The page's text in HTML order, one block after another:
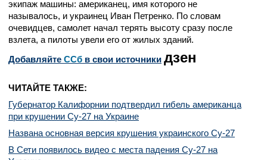
экипаж машины: американец, имя которого не
называлось, и украинец Иван Петренко. По словам
очевидцев, самолет начал терять высоту сразу после
взлета, а пилоты увели его от жилых зданий.
Добавляйте CСб в свои источники дзен
ЧИТАЙТЕ ТАКЖЕ:
Губернатор Калифорнии подтвердил гибель американца
при крушении Су-27 на Украине
Названа основная версия крушения украинского Су-27
В Сети появилось видео с места падения Су-27 на